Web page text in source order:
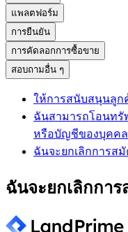
แพลตฟอร์ม
การยืนยัน
การคัดลอกการซื้อขาย
สอบถามอื่น ๆ
ให้การสนับสนุนลูก
ฉันสามารถโอนท
หรือบัญชีของบุคคล
ฉันจะยกเลิกการสมั
ฉันจะยกเลิกการ